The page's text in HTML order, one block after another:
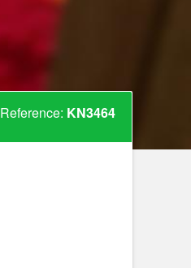
Reference: KN3464